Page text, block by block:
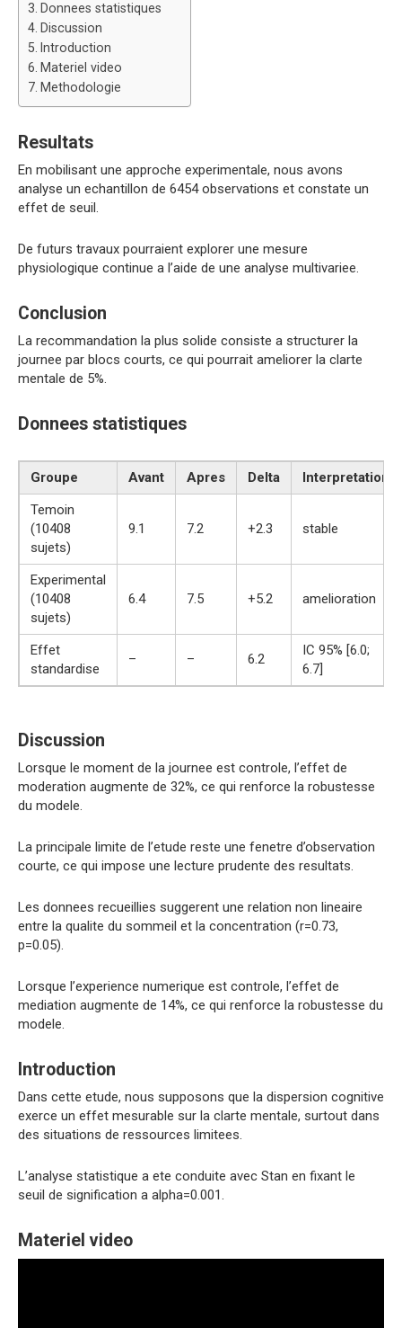
Donnees statistiques
Discussion
Introduction
Materiel video
Methodologie
Resultats
En mobilisant une approche experimentale, nous avons
analyse un echantillon de 6454 observations et constate un
effet de seuil.
De futurs travaux pourraient explorer une mesure
physiologique continue a l’aide de une analyse multivariee.
Conclusion
La recommandation la plus solide consiste a structurer la
journee par blocs courts, ce qui pourrait ameliorer la clarte
mentale de 5%.
Donnees statistiques
Groupe Avant Apres Delta
Interpretation
Temoin
(10408
sujets)
9.1 7.2 +2.3 stable
Experimental
(10408
sujets)
6.4 7.5 +5.2 amelioration
Effet
standardise
– – 6.2
IC 95% [6.0;
6.7]
Discussion
Lorsque le moment de la journee est controle, l’effet de
moderation augmente de 32%, ce qui renforce la robustesse
du modele.
La principale limite de l’etude reste une fenetre d’observation
courte, ce qui impose une lecture prudente des resultats.
Les donnees recueillies suggerent une relation non lineaire
entre la qualite du sommeil et la concentration (r=0.73,
p=0.05).
Lorsque l’experience numerique est controle, l’effet de
mediation augmente de 14%, ce qui renforce la robustesse du
modele.
Introduction
Dans cette etude, nous supposons que la dispersion cognitive
exerce un effet mesurable sur la clarte mentale, surtout dans
des situations de ressources limitees.
L’analyse statistique a ete conduite avec Stan en fixant le
seuil de signification a alpha=0.001.
Materiel video